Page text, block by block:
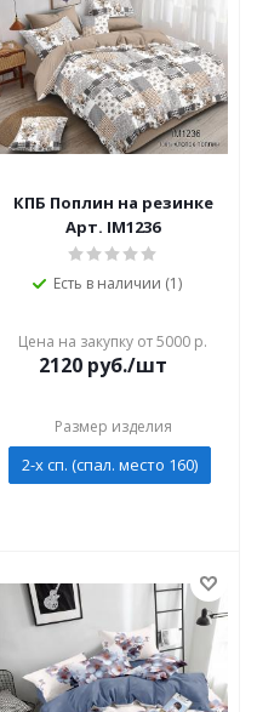
КПБ Поплин на резинке
Арт. IM1236
Есть в наличии (1)
Цена на закупку от 5000 р.
2120 руб./шт
Размер изделия
2-х сп. (спал. место 160)